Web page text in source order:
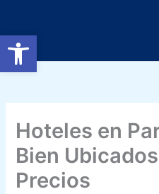
Abrir barra de herramientas
contenido
Hoteles en
Bien
Precios